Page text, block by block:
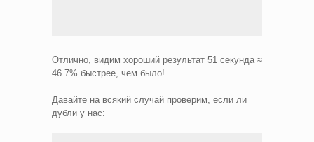
Отлично, видим хороший результат 51 секунда ≈
46.7% быстрее, чем было!
Давайте на всякий случай проверим, если ли
дубли у нас: